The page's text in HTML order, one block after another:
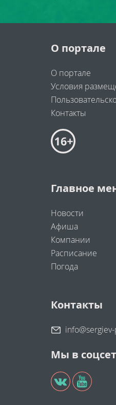
О портале
О портале
Условия
Контакты
Главное
Новости
Афиша
Компании
Расписание
Погода
Контакты
Мы в